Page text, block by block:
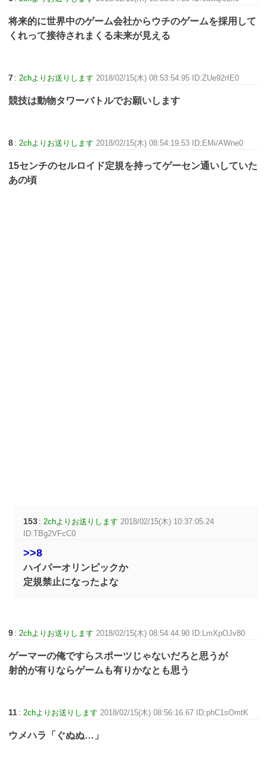
将来的に世界中のゲーム会社からウチのゲームを採用して
くれって接待されまくる未来が見える
7 :2chよりお送りします 2018/02/15(木) 08:53:54.95 ID:ZUe92rIE0
競技は動物タワーバトルでお願いします
8 :2chよりお送りします 2018/02/15(木) 08:54:19.53 ID:EMi/AWne0
15センチのセルロイド定規を持ってゲーセン通いしていた
あの頃
153 :2chよりお送りします 2018/02/15(木) 10:37:05.24
ID:TBg2VFcC0
>>8
ハイパーオリンピックか
定規禁止になったよな
9 :2chよりお送りします 2018/02/15(木) 08:54:44.90 ID:LmXpOJv80
ゲーマーの俺ですらスポーツじゃないだろと思うが
射的が有りならゲームも有りかなとも思う
11 :2chよりお送りします 2018/02/15(木) 08:56:16.67 ID:phC1sOmtK
ウメハラ「ぐぬぬ…」